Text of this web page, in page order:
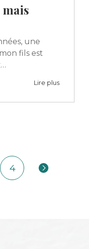
une
fils est
Lire plus
4